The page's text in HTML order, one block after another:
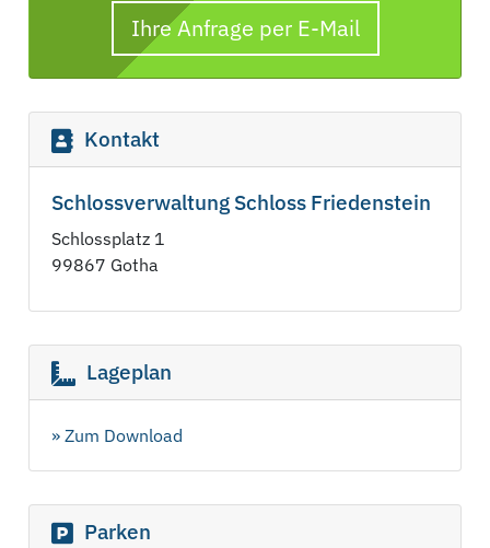
Ihre Anfrage per E-Mail
Kontakt
Schlossverwaltung Schloss Friedenstein
Schlossplatz 1
99867 Gotha
Lageplan
» Zum Download
Parken